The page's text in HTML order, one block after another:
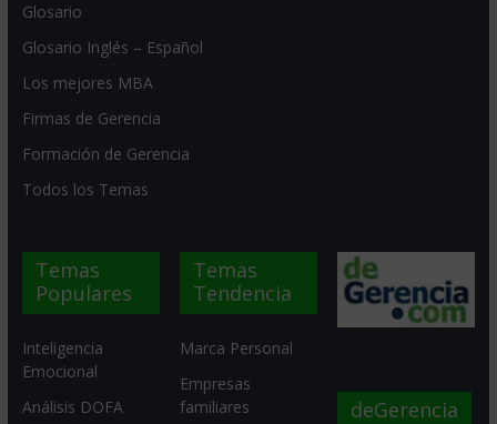
Glosario
Glosario Inglés – Español
Los mejores MBA
Firmas de Gerencia
Formación de Gerencia
Todos los Temas
Temas
Populares
Inteligencia
Emocional
Análisis DOFA
Temas
Tendencia
Marca Personal
Empresas
familiares
deGerencia